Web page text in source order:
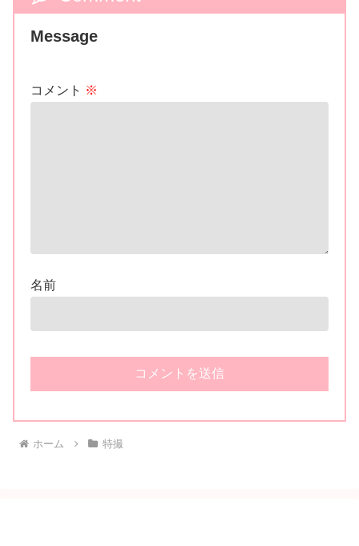
Message
コメント ※
名前
ホーム 特撮